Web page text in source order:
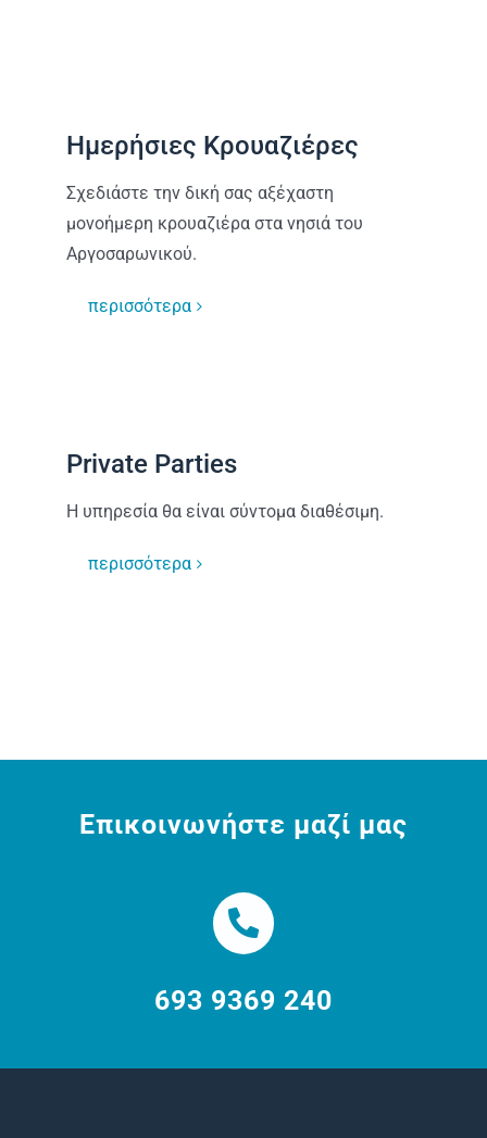
Ημερήσιες Κρουαζιέρες
Σχεδιάστε την δική σας αξέχαστη
μονοήμερη κρουαζιέρα στα νησιά του
Αργοσαρωνικού.
περισσότερα
Private Parties
Η υπηρεσία θα είναι σύντομα διαθέσιμη.
περισσότερα
Επικοινωνήστε μαζί μας
693 9369 240